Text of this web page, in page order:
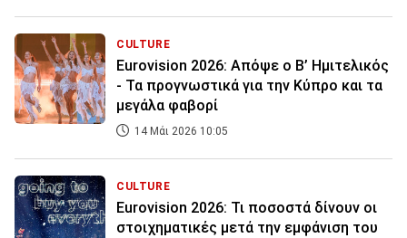
CULTURE
Eurovision 2026: Απόψε ο Β’ Ημιτελικός
- Τα προγνωστικά για την Κύπρο και τα
μεγάλα φαβορί
14 Μάι 2026 10:05
CULTURE
Eurovision 2026: Τι ποσοστά δίνουν οι
στοιχηματικές μετά την εμφάνιση του